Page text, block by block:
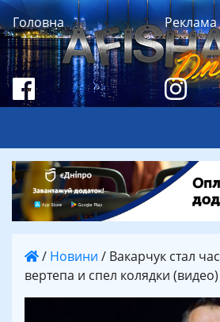
Головна Реклама
/ Новини / Вакарчук стал
вертепа и спел колядки (видео)